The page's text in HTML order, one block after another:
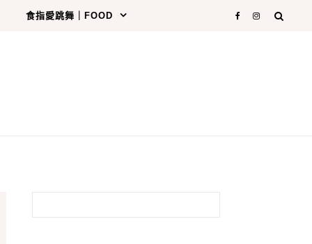
食指愛跳舞｜FOOD